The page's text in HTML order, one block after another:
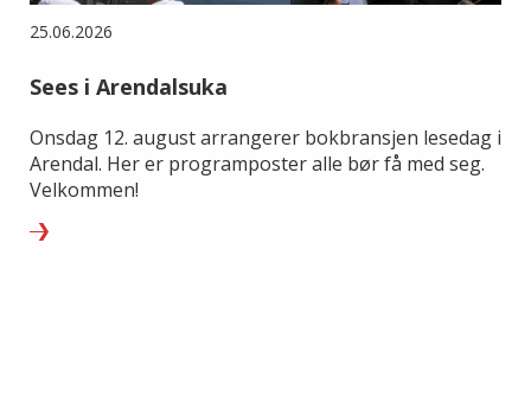
25.06.2026
Sees i Arendalsuka
Onsdag 12. august arrangerer bokbransjen lesedag i
Arendal. Her er programposter alle bør få med seg.
Velkommen!